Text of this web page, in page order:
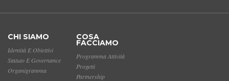
CHI SIAMO
Identità E Obiettivi
Statuto E Governance
Organigramma
COSA
FACCIAMO
Programma Attività
Progetti
Partnership